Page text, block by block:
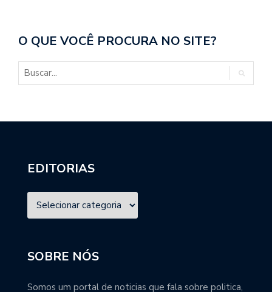
O QUE VOCÊ PROCURA NO SITE?
EDITORIAS
SOBRE NÓS
Somos um portal de noticias que fala sobre politica,